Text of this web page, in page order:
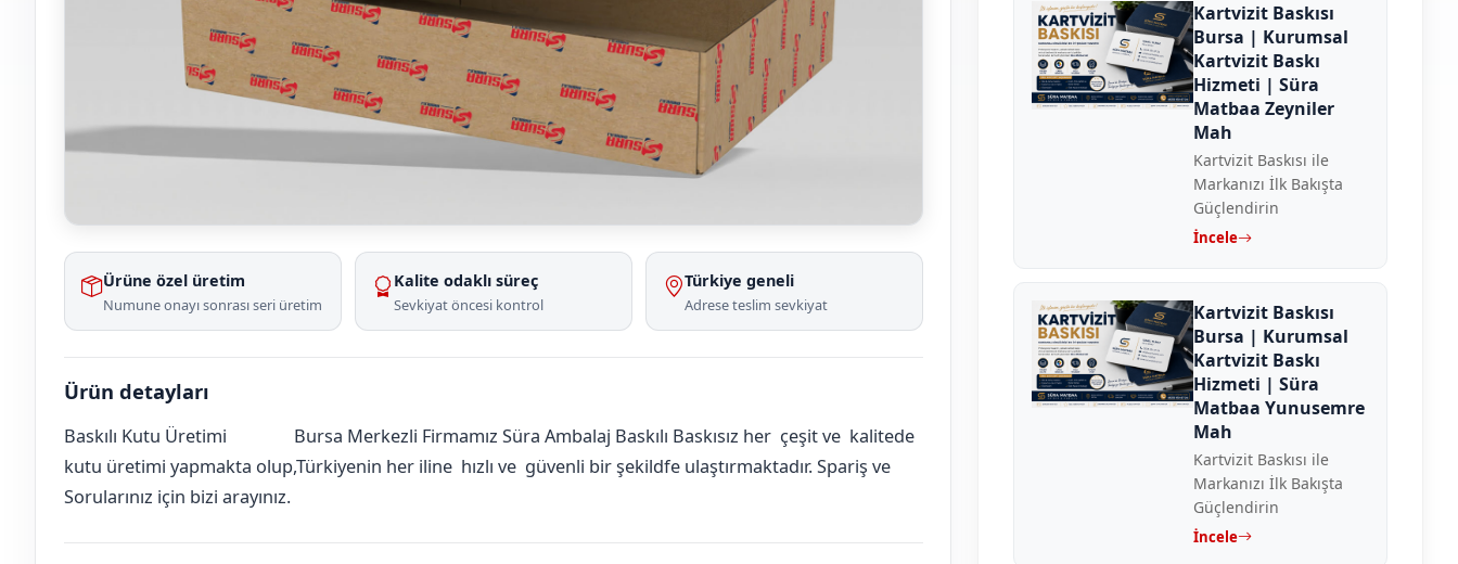
Ürüne özel üretim
Numune onayı sonrası seri üretim
Kalite odaklı süreç
Sevkiyat öncesi kontrol
Türkiye geneli
Adrese teslim sevkiyat
Ürün detayları
Baskılı Kutu Üretimi
Bursa Merkezli Firmamız Süra Ambalaj Baskılı Baskısız her çeşit ve kalitede
kutu üretimi yapmakta olup,Türkiyenin her iline hızlı ve güvenli bir şekildfe ulaştırmaktadır. Spariş ve
Sorularınız için bizi arayınız.
Kartvizit Baskısı
Bursa | Kurumsal
Kartvizit Baskı
Hizmeti | Süra
Matbaa Zeyniler
Mah
Kartvizit Baskısı ile
Markanızı İlk Bakışta
Güçlendirin
İncele
Kartvizit Baskısı
Bursa | Kurumsal
Kartvizit Baskı
Hizmeti | Süra
Matbaa Yunusemre
Mah
Kartvizit Baskısı ile
Markanızı İlk Bakışta
Güçlendirin
İncele